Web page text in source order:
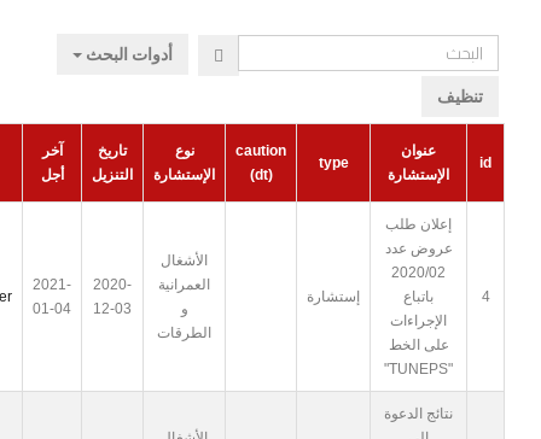
البحث أدوات البحث
تنظيف
id
عنوان
الإستشارة
type
caution
(dt)
نوع
الإستشارة
تاريخ
التنزيل
آخر
أجل
4
إعلان طلب
عروض عدد
2020/02
باتباع
الإجراءات
على الخط
"TUNEPS"
إستشارة
الأشغال
العمرانية
و
الطرقات
2020-
12-03
2021-
01-04
نتائج الدعوة